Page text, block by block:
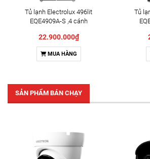
Tủ lạnh Electrolux 496lit
EQE4909A-S ,4 cánh
22.900.000₫
MUA HÀNG
Tủ
SẢN PHẨM BÁN CHẠY